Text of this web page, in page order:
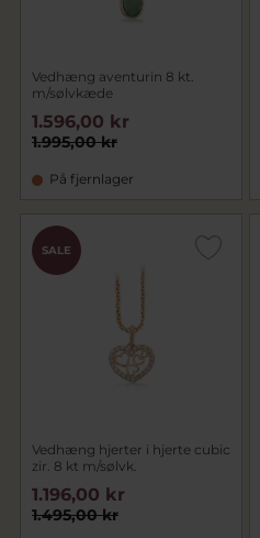
Vedhæng aventurin 8 kt.
m/sølvkæde
1.995,00 kr
1.596,00 kr
På fjernlager
SALE
Vedhæng hjerter i hjerte cubic
zir. 8 kt m/sølvk.
1.495,00 kr
1.196,00 kr